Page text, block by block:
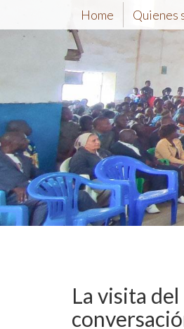
Home Quienes
La visita